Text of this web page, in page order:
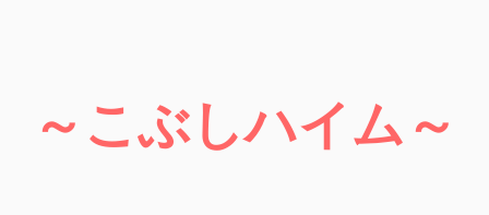
～こぶしハイム～